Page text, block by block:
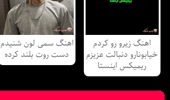
اهنگ زیرو رو کردم
خیابونارو دنبالت عزیزم
ریمیکس اینستا
اهنگ سمی لون شنیدم
دست روت بلند کرده